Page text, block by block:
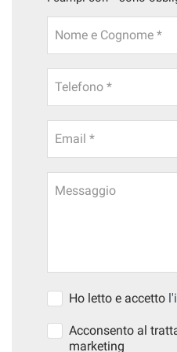
Nome e Cognome *
Telefono *
Email *
Messaggio
Ho letto e accetto
Acconsento al
marketing